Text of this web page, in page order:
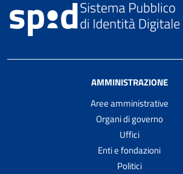
AMMINISTRAZIONE
Aree amministrative
Organi di governo
Uffici
Enti e fondazioni
Politici